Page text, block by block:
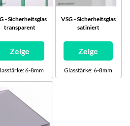
- Sicherheitsglas
transparent
Zeige
6-8mm
VSG - Sicherheitsglas
satiniert
Zeige
Glasstärke: 6-8mm